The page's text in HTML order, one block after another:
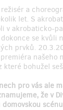
a
let. S
v akrobaticko-
dokonce se
prvků.
našeho
které bohužel
pro vás ale
že v